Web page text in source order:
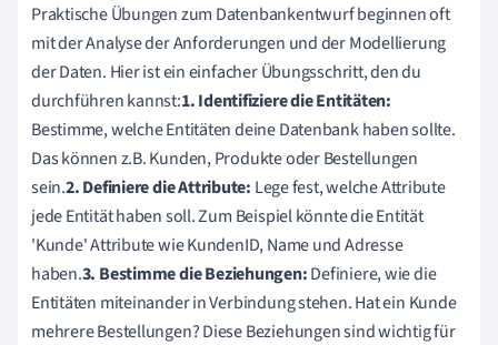
Praktische Übungen zum Datenbankentwurf beginnen oft
mit der Analyse der Anforderungen und der Modellierung
der Daten. Hier ist ein einfacher Übungsschritt, den du
durchführen kannst:1. Identifiziere die Entitäten:
Bestimme, welche Entitäten deine Datenbank haben sollte.
Das können z.B. Kunden, Produkte oder Bestellungen
sein.2. Definiere die Attribute: Lege fest, welche Attribute
jede Entität haben soll. Zum Beispiel könnte die Entität
'Kunde' Attribute wie KundenID, Name und Adresse
haben.3. Bestimme die Beziehungen:Definiere, wie die
Entitäten miteinander in Verbindung stehen. Hat ein Kunde
mehrere Bestellungen? Diese Beziehungen sind wichtig für